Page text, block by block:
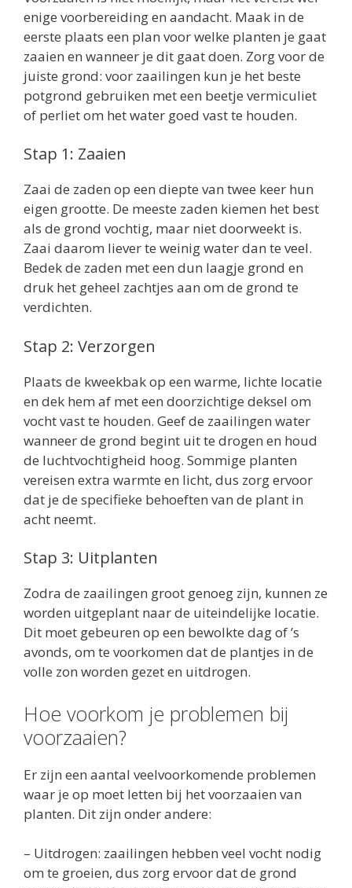
enige voorbereiding en aandacht. Maak in de
eerste plaats een plan voor welke planten je gaat
zaaien en wanneer je dit gaat doen. Zorg voor de
juiste grond: voor zaailingen kun je het beste
potgrond gebruiken met een beetje vermiculiet
of perliet om het water goed vast te houden.
Stap 1: Zaaien
Zaai de zaden op een diepte van twee keer hun
eigen grootte. De meeste zaden kiemen het best
als de grond vochtig, maar niet doorweekt is.
Zaai daarom liever te weinig water dan te veel.
Bedek de zaden met een dun laagje grond en
druk het geheel zachtjes aan om de grond te
verdichten.
Stap 2: Verzorgen
Plaats de kweekbak op een warme, lichte locatie
en dek hem af met een doorzichtige deksel om
vocht vast te houden. Geef de zaailingen water
wanneer de grond begint uit te drogen en houd
de luchtvochtigheid hoog. Sommige planten
vereisen extra warmte en licht, dus zorg ervoor
dat je de specifieke behoeften van de plant in
acht neemt.
Stap 3: Uitplanten
Zodra de zaailingen groot genoeg zijn, kunnen ze
worden uitgeplant naar de uiteindelijke locatie.
Dit moet gebeuren op een bewolkte dag of ’s
avonds, om te voorkomen dat de plantjes in de
volle zon worden gezet en uitdrogen.
Hoe voorkom je problemen bij
voorzaaien?
Er zijn een aantal veelvoorkomende problemen
waar je op moet letten bij het voorzaaien van
planten. Dit zijn onder andere:
– Uitdrogen: zaailingen hebben veel vocht nodig
om te groeien, dus zorg ervoor dat de grond